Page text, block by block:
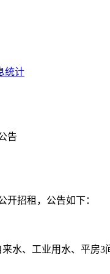
统计
告
开招租，公告如下：
水、工业用水、平房3